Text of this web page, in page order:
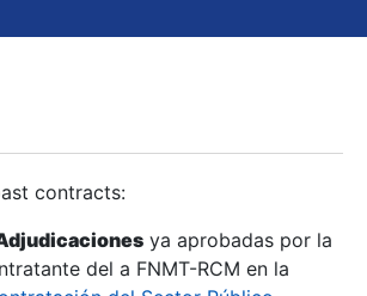
contracts:
ya aprobadas por la
del a FNMT-RCM en la